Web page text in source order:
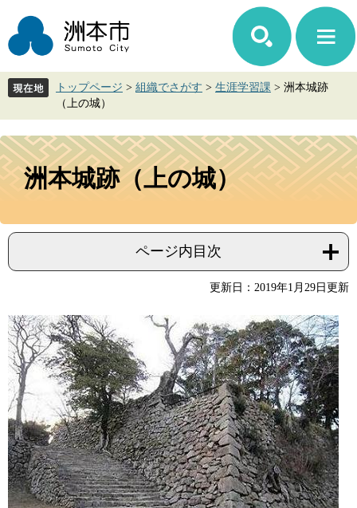
ジ
先
ュ
を
て
本
トップページ > 組織でさがす > 生涯学習課 > 洲本城跡
（上の城）
本
文
洲本城跡（上の城）
ページ内目次
更新日：2019年1月29日更新